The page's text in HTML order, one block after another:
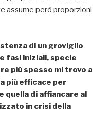
assume però proporzioni
di un groviglio
fasi iniziali, specie
più spesso mi trovo a
più efficace per
di affiancare al
in crisi della